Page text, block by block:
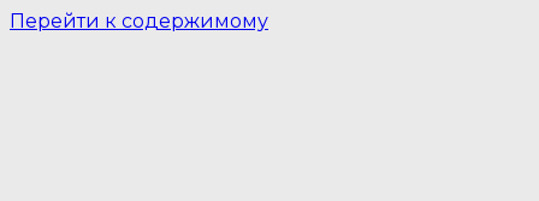
Перейти к содержимому